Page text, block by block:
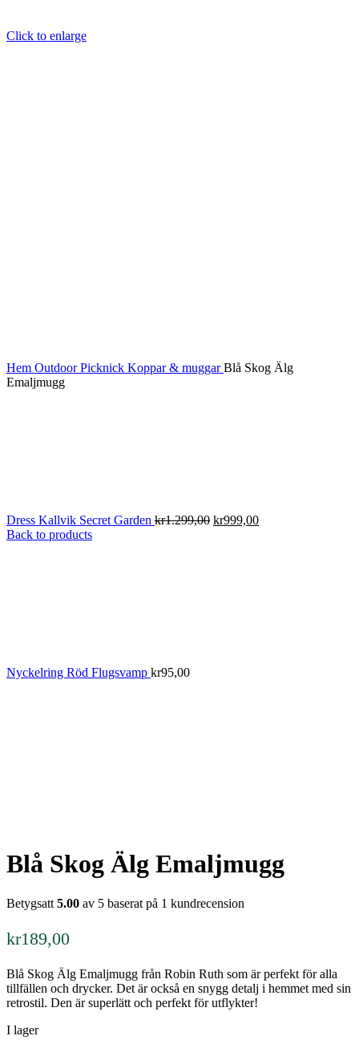
Click to enlarge
Hem OutdoorPicknick Koppar & muggarBlå Skog Älg
Emaljmugg
Dress Kallvik Secret Garden kr1.299,00 Det
kr999,00Det
Back to products
Nyckelring Röd Flugsvamp kr95,00
Blå Skog Älg Emaljmugg
Betygsatt 5.00 av 5 baserat på 1 kundrecension
kr189,00
Blå Skog Älg Emaljmugg från Robin Ruth som är perfekt för alla
tillfällen och drycker. Det är också en snygg detalj i hemmet med sin
retrostil. Den är superlätt och perfekt för utflykter!
I lager